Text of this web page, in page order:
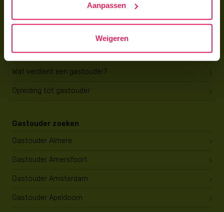
Aanpassen
Weigeren
Trainingen & cursussen
Gastouder worden
Wat verdient een gastouder?
Opleiding tot gastouder
Gastouder zoeken
Gastouder Almere
Gastouder Amersfoort
Gastouder Amsterdam
Gastouder Apeldoorn